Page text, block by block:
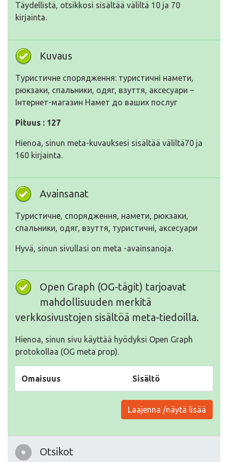
Täydellistä, otsikkosi sisältää väliltä 10 ja 70
kirjainta.
Kuvaus
Туристичне спорядження: туристичні намети,
рюкзаки, спальники, одяг, взуття, аксесуари –
Інтернет-магазин Намет до ваших послуг
Pituus : 127
Hienoa, sinun meta-kuvauksesi sisältää väliltä70 ja
160 kirjainta.
Avainsanat
Туристичне, спорядження, намети, рюкзаки,
спальники, одяг, взуття, туристичні, аксесуари
Hyvä, sinun sivullasi on meta -avainsanoja.
Open Graph (OG-tägit) tarjoavat
mahdollisuuden merkitä
verkkosivustojen sisältöä meta-tiedoilla.
Hienoa, sinun sivu käyttää hyödyksi Open Graph
protokollaa (OG meta prop).
Omaisuus Sisältö
Laajenna /näytä lisää
Otsikot